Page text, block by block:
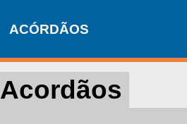
ACÓRDÃOS
Acordãos